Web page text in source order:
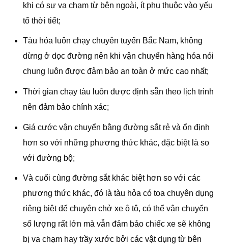
khi có sự va chạm từ bên ngoài, ít phụ thuộc vào yếu
tố thời tiết;
Tàu hỏa luôn chạy chuyên tuyến Bắc Nam, không
dừng ở dọc đường nên khi vận chuyển hàng hóa nói
chung luôn được đảm bảo an toàn ở mức cao nhất;
Thời gian chạy tàu luôn được định sẵn theo lịch trình
nên đảm bảo chính xác;
Giá cước vận chuyển bằng đường sắt rẻ và ổn định
hơn so với những phương thức khác, đặc biệt là so
với đường bộ;
Và cuối cùng đường sắt khác biệt hơn so với các
phương thức khác, đó là tàu hỏa có toa chuyên dụng
riêng biệt để chuyên chở xe ô tô, có thể vận chuyển
số lượng rất lớn mà vẫn đảm bảo chiếc xe sẽ không
bị va chạm hay trầy xước bởi các vật dụng từ bên